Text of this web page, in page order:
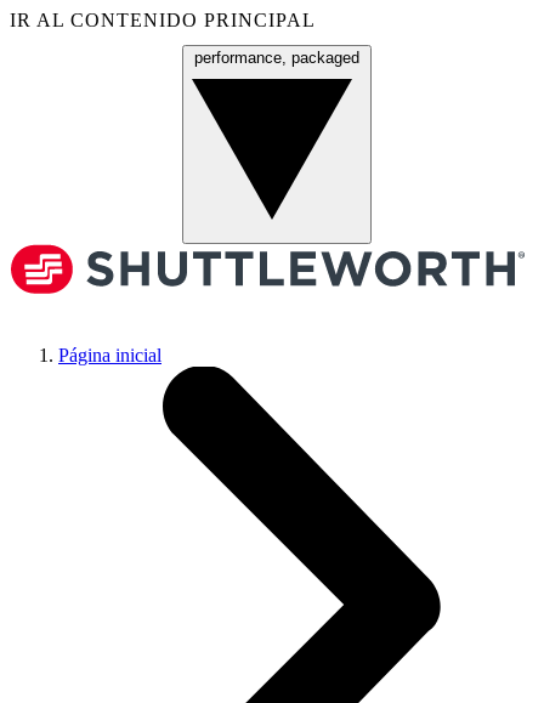
IR AL CONTENIDO PRINCIPAL
performance, packaged
Página inicial